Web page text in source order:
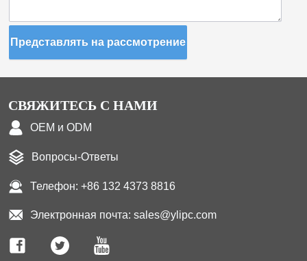
Представлять на рассмотрение
СВЯЖИТЕСЬ С НАМИ
OEM и ODM
Вопросы-Ответы
Телефон: +86 132 4373 8816
Электронная почта: sales@ylipc.com